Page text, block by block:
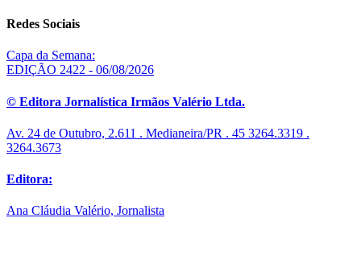
Redes Sociais
Capa da Semana:
EDIÇÃO 2422 - 06/08/2026
© Editora Jornalística Irmãos Valério Ltda.
Av. 24 de Outubro, 2.611 . Medianeira/PR . 45 3264.3319 .
3264.3673
Editora:
Ana Cláudia Valério, Jornalista